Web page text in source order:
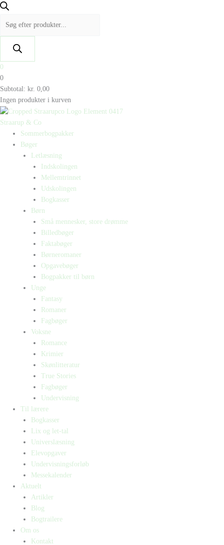
0
0
Subtotal: kr. 0,00
Ingen produkter i kurven
Straarup & Co
Sommerbogpakker
Bøger
Letlæsning
Indskolingen
Mellemtrinnet
Udskolingen
Bogkasser
Børn
Små mennesker, store drømme
Billedbøger
Faktabøger
Børneromaner
Opgavebøger
Bogpakker til børn
Unge
Fantasy
Romaner
Fagbøger
Voksne
Romance
Krimier
Skønlitteratur
True Stories
Fagbøger
Undervisning
Til lærere
Bogkasser
Lix og let-tal
Universlæsning
Elevopgaver
Undervisningsforløb
Messekalender
Aktuelt
Artikler
Blog
Bogtrailere
Om os
Kontakt